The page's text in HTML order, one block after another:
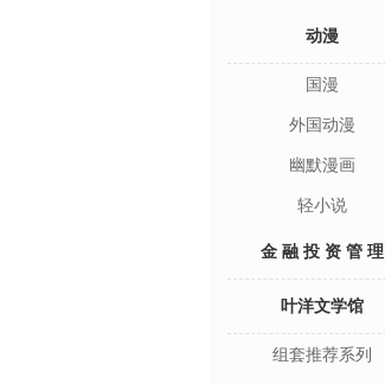
动漫
国漫
外国动漫
幽默漫画
轻小说
金 融 投 资 管 理
叶洋文学馆
组套推荐系列